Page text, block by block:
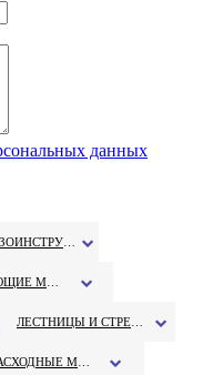
данных